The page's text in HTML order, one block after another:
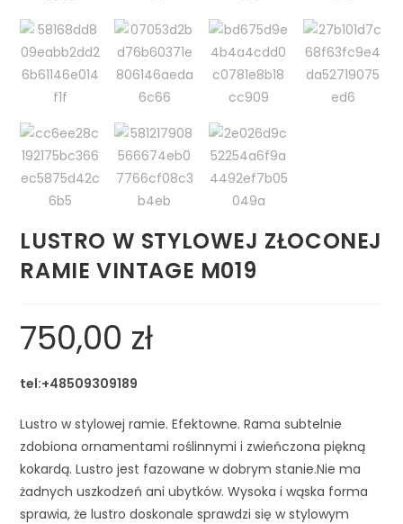
LUSTRO W STYLOWEJ ZŁOCONEJ
RAMIE VINTAGE M019
750,00 zł
tel:+48509309189
Lustro w stylowej ramie. Efektowne. Rama subtelnie
zdobiona ornamentami roślinnymi i zwieńczona piękną
kokardą. Lustro jest fazowane w dobrym stanie.Nie ma
żadnych uszkodzeń ani ubytków. Wysoka i wąska forma
sprawia, że lustro doskonale sprawdzi się w stylowym